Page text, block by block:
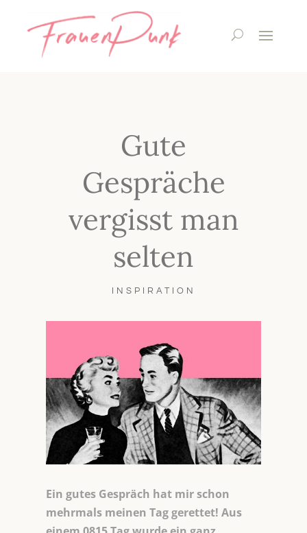
Gute
Gespräche
vergisst man
selten
INSPIRATION
Ein gutes Gespräch hat mir schon
mehrmals meinen Tag gerettet! Aus